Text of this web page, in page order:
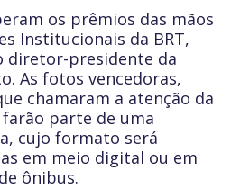
os prêmios das mãos
Institucionais da BRT,
diretor-presidente da
As fotos vencedoras,
chamaram a atenção da
farão parte de uma
cujo formato será
em meio digital ou em
ônibus.